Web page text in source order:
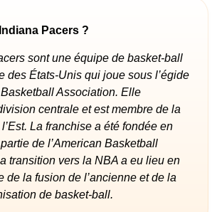
Pacers ?
sont une équipe de basket-ball
des États-Unis qui joue sous l’égide
Association. Elle
centrale et est membre de la
La franchise a été fondée en
de l’American Basketball
transition vers la NBA a eu lieu en
de la fusion de l’ancienne et de la
de basket-ball.